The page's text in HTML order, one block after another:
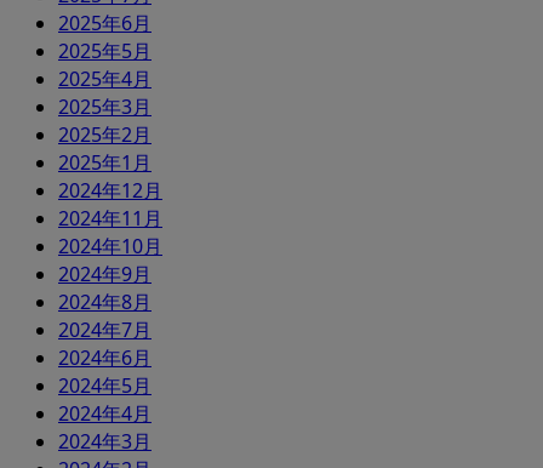
2025年6月
2025年5月
2025年4月
2025年3月
2025年2月
2025年1月
2024年12月
2024年11月
2024年10月
2024年9月
2024年8月
2024年7月
2024年6月
2024年5月
2024年4月
2024年3月